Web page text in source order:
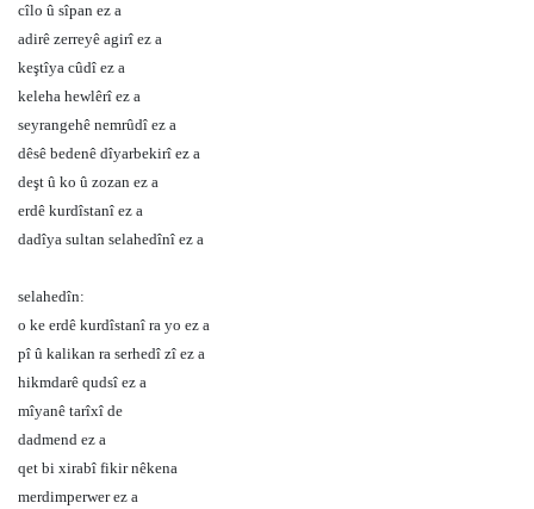
cîlo û sîpan ez a
adirê zerreyê agirî ez a
keştîya cûdî ez a
keleha hewlêrî ez a
seyrangehê nemrûdî ez a
dêsê bedenê dîyarbekirî ez a
deşt û ko û zozan ez a
erdê kurdîstanî ez a
dadîya sultan selahedînî ez a
selahedîn:
o ke erdê kurdîstanî ra yo ez a
pî û kalikan ra serhedî zî ez a
hikmdarê qudsî ez a
mîyanê tarîxî de
dadmend ez a
qet bi xirabî fikir nêkena
merdimperwer ez a